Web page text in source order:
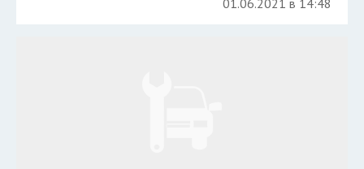
01.06.2021 в 14:48